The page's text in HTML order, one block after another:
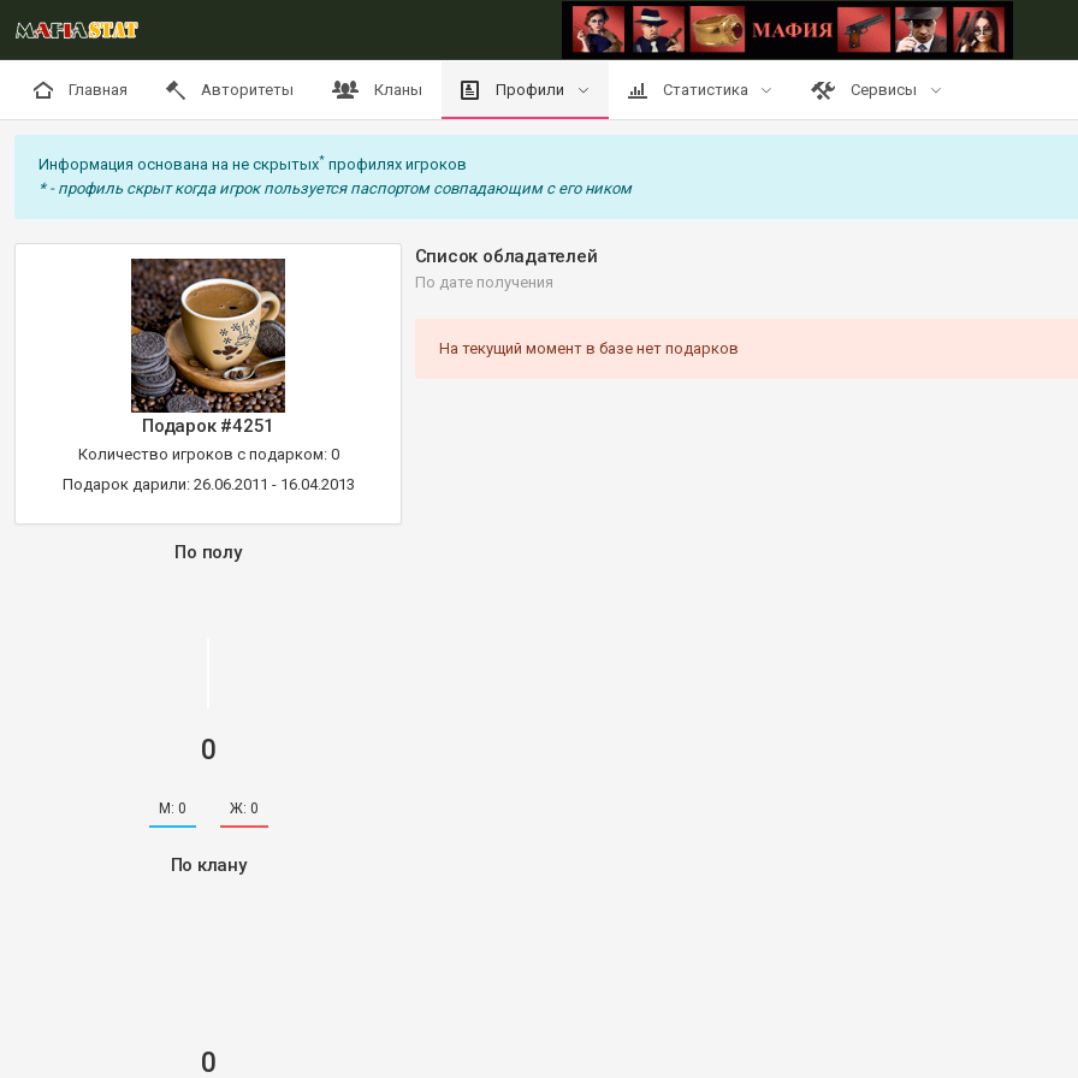
Главная Авторитеты Кланы Профили Статистика Сервисы
Информация основана на не скрытых* профилях игроков
* - профиль скрыт когда игрок пользуется паспортом совпадающим с его ником
Подарок #4251
Количество игроков с подарком: 0
Подарок дарили: 26.06.2011 - 16.04.2013
По полу
0
М: 0 Ж: 0
По клану
0
Список обладателей
По дате получения
На текущий момент в базе нет подарков